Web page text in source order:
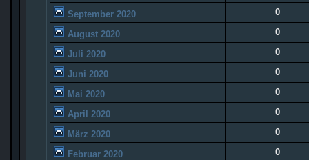
September 2020 0
August 2020 0
Juli 2020 0
Juni 2020 0
Mai 2020 0
April 2020 0
März 2020 0
Februar 2020 0